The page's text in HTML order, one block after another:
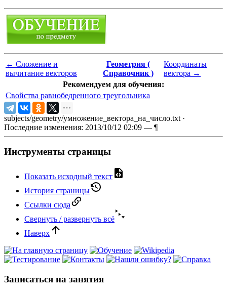
← Сложение и
вычитание векторов
Геометрия (
Справочник )
Координаты
вектора →
Рекомендуем для обучения:
Свойства равнобедренного треугольника
subjects/geometry/умножение_вектора_на_число.txt ·
Последние изменения: 2013/10/12 02:09 — ¶
Инструменты страницы
Показать исходный текст
История страницы
Ссылки сюда
Свернуть / развернуть всё
Наверх
Записаться на занятия